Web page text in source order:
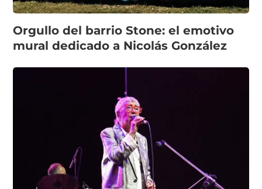
Orgullo del barrio Stone: el emotivo
mural dedicado a Nicolás González